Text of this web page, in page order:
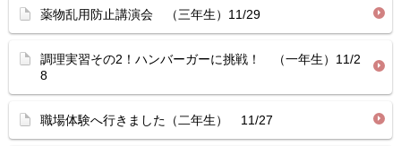
薬物乱用防止講演会 （三年生）11/29
調理実習その2！ハンバーガーに挑戦！ （一年生）11/2
8
職場体験へ行きました（二年生） 11/27